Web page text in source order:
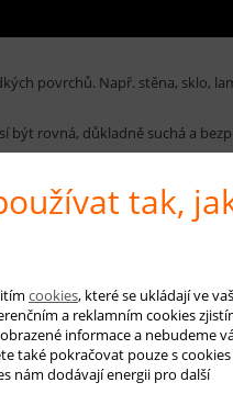
povrchů. Např. stěna, sklo,
být rovná, důkladně suchá a
apod. netradiční dekorací.
tak,
cookies, které se ukládají ve
a reklamním cookies
informace a nebudeme
také pokračovat pouze s cookies
nám dodávají energii pro další